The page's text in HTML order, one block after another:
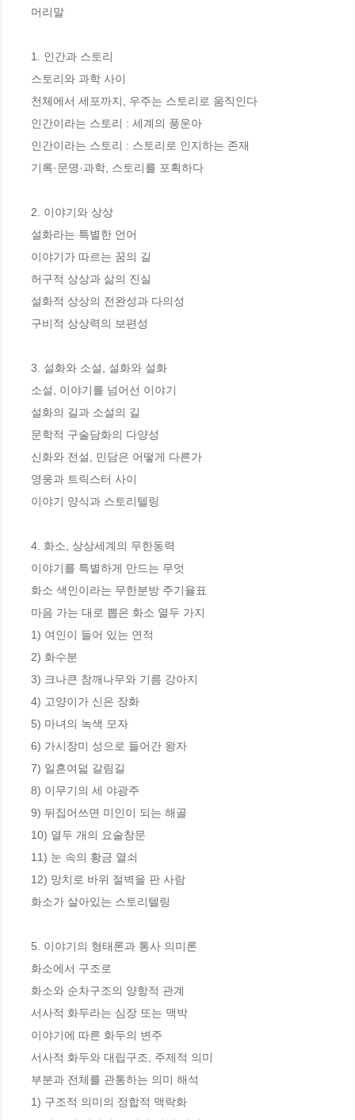
머리말
1. 인간과 스토리
스토리와 과학 사이
천체에서 세포까지, 우주는 스토리로 움직인다
인간이라는 스토리 : 세계의 풍운아
인간이라는 스토리 : 스토리로 인지하는 존재
기록·문명·과학, 스토리를 포획하다
2. 이야기와 상상
설화라는 특별한 언어
이야기가 따르는 꿈의 길
허구적 상상과 삶의 진실
설화적 상상의 전완성과 다의성
구비적 상상력의 보편성
3. 설화와 소설, 설화와 설화
소설, 이야기를 넘어선 이야기
설화의 길과 소설의 길
문학적 구술담화의 다양성
신화와 전설, 민담은 어떻게 다른가
영웅과 트릭스터 사이
이야기 양식과 스토리텔링
4. 화소, 상상세계의 무한동력
이야기를 특별하게 만드는 무엇
화소 색인이라는 무한분방 주기율표
마음 가는 대로 뽑은 화소 열두 가지
1) 여인이 들어 있는 연적
2) 화수분
3) 크나큰 참깨나무와 기름 강아지
4) 고양이가 신은 장화
5) 마녀의 녹색 모자
6) 가시장미 성으로 들어간 왕자
7) 일흔여덟 갈림길
8) 이무기의 세 야광주
9) 뒤집어쓰면 미인이 되는 해골
10) 열두 개의 요술창문
11) 눈 속의 황금 열쇠
12) 망치로 바위 절벽을 판 사람
화소가 살아있는 스토리텔링
5. 이야기의 형태론과 통사 의미론
화소에서 구조로
화소와 순차구조의 양항적 관계
서사적 화두라는 심장 또는 맥박
이야기에 따른 화두의 변주
서사적 화두와 대립구조, 주제적 의미
부분과 전체를 관통하는 의미 해석
1) 구조적 의미의 정합적 맥락화